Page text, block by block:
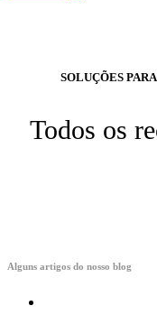
SOLUÇÕES
Todos os
Alguns artigos do nosso blog